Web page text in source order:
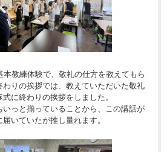
教練体験で、敬礼の仕方を教えてもら
わりの挨拶では、教えていただいた敬礼
に終わりの挨拶をしました。
っと揃っていることから、この講話が
いていたが推し量れます。